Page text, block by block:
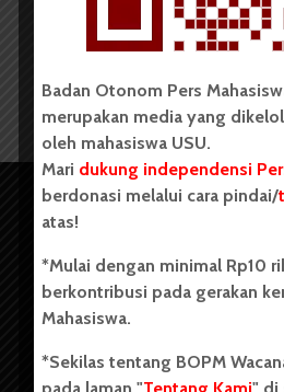
Badan Otonom Pers
merupakan media yang
oleh mahasiswa USU.
Mari dukung independensi
berdonasi melalui cara pindai/
atas!
*Mulai dengan minimal Rp10
berkontribusi pada gerakan
Mahasiswa.
*Sekilas tentang BOPM